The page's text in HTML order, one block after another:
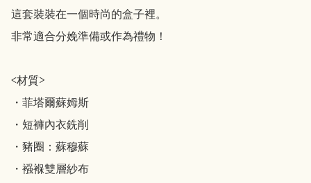
這套裝裝在一個時尚的盒子裡。
非常適合分娩準備或作為禮物！
<材質>
・菲塔爾蘇姆斯
・短褲內衣銑削
・豬圈：蘇穆蘇
・襁褓雙層紗布